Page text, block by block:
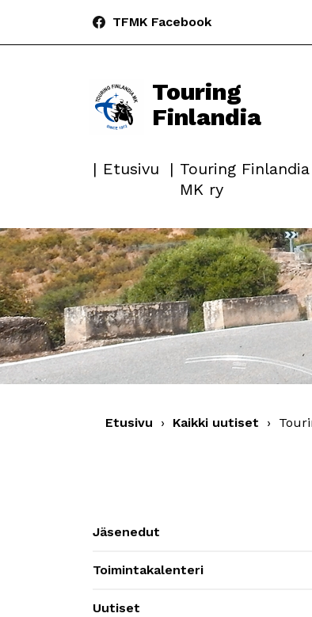
Touring
Finlandia
TFMK Facebook
Etusivu
Touring Finlandia
MK ry
Etusivu › Kaikki uutiset ›
Jäsenedut
Toimintakalenteri
Uutiset